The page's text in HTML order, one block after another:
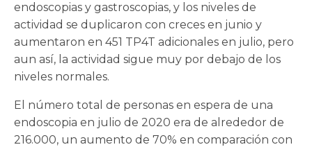
endoscopias y gastroscopias, y los niveles de
actividad se duplicaron con creces en junio y
aumentaron en 451 TP4T adicionales en julio, pero
aun así, la actividad sigue muy por debajo de los
niveles normales.
El número total de personas en espera de una
endoscopia en julio de 2020 era de alrededor de
216.000, un aumento de 70% en comparación con